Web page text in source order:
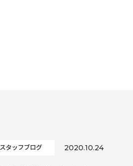
スタッフブログ 2020.10.24